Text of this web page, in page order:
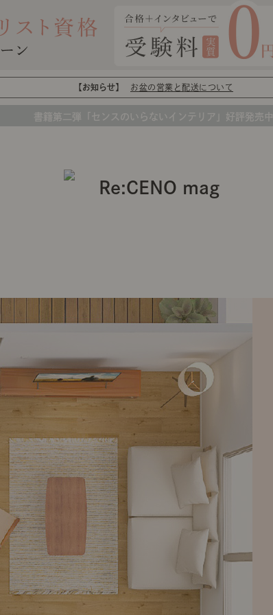
【お知らせ】 お盆の営業と配送について
書籍第二弾「センスのいらないインテリア」好評発売中